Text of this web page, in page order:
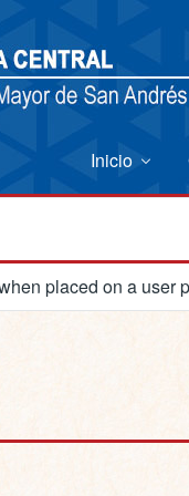
Inicio
placed on a user